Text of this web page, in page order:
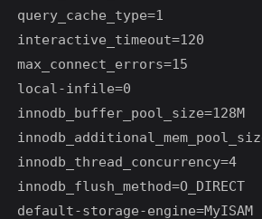
query_cache_type=1
interactive_timeout=120
max_connect_errors=15
local-infile=0
innodb_buffer_pool_size=128M
innodb_thread_concurrency=4
innodb_flush_method=O_DIRECT
default-storage-engine=MyISAM